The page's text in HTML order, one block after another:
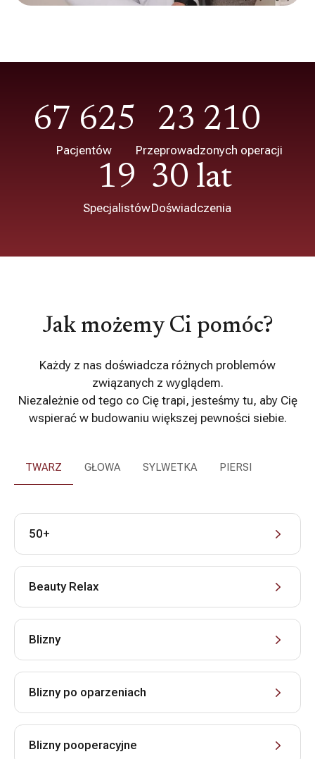
67 625
Pacjentów
23 210
Przeprowadzonych operacji
19
Specjalistów
30 lat
Doświadczenia
Jak możemy Ci pomóc?
Każdy z nas doświadcza różnych problemów
związanych z wyglądem.
Niezależnie od tego co Cię trapi, jesteśmy tu, aby Cię
wspierać w budowaniu większej pewności siebie.
TWARZ GŁOWA SYLWETKA PIERSI
50+
Beauty Relax
Blizny
Blizny po oparzeniach
Blizny pooperacyjne